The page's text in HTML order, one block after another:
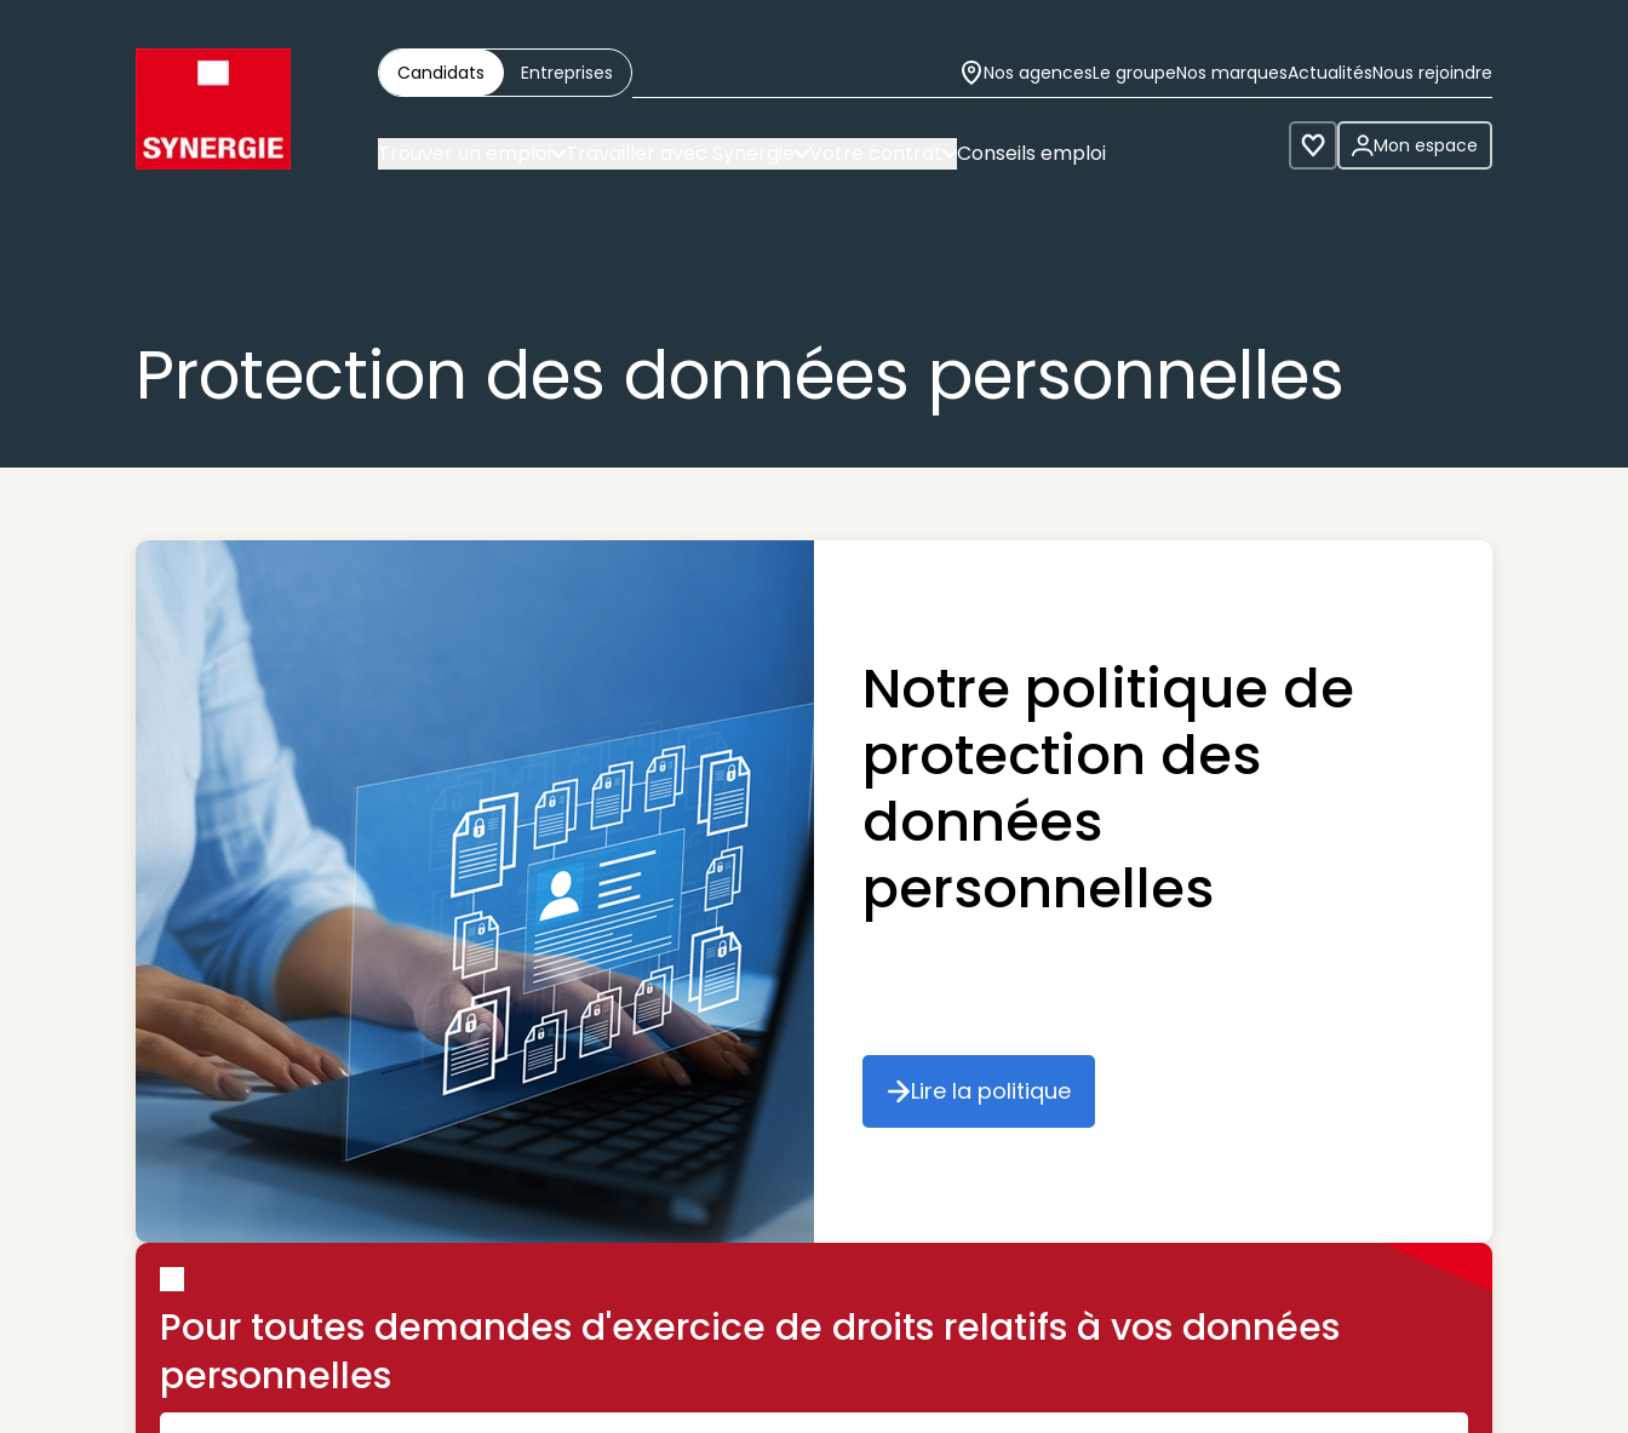
Candidats Entreprises Nos agencesLe groupeNos marquesActualitésNous rejoindre
Conseils emploi Voir les favoris
Mon espace
Protection des données personnelles
Notre politique de
protection des
données
personnelles
Lire la politique
Lire la politique
Pour toutes demandes d'exercice de droits relatifs à vos données
personnelles